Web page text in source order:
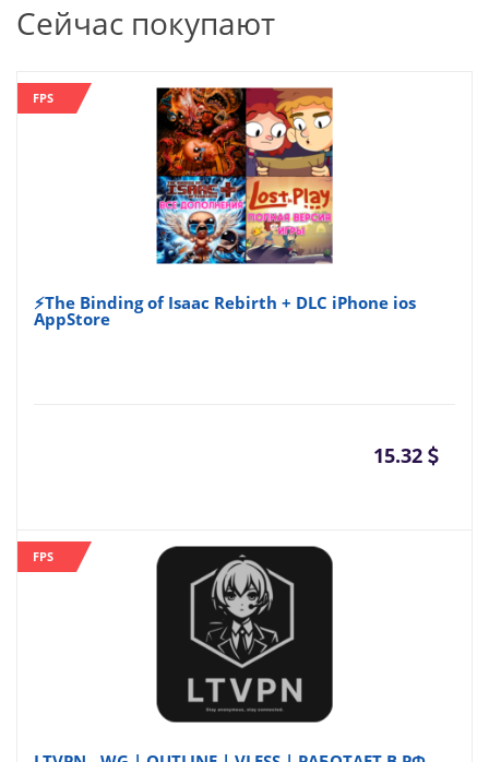
Сейчас покупают
FPS
⚡The Binding of Isaac Rebirth + DLC iPhone ios
AppStore
15.32
FPS